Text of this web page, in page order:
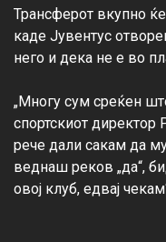
Трансферот вкупно
каде Јувентус
него и дека не е во
„Многу сум среќен
спортскиот директор
рече дали сакам да
веднаш реков „да“,
овој клуб, едвај